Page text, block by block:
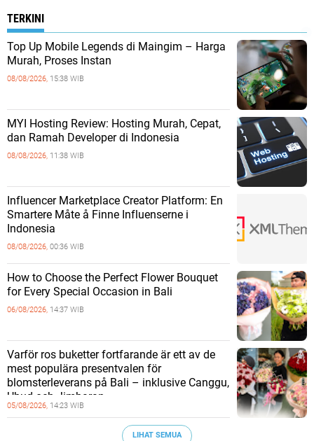
TERKINI
Top Up Mobile Legends di Maingim – Harga
Murah, Proses Instan
08/08/2026, 15:38 WIB
MYI Hosting Review: Hosting Murah, Cepat,
dan Ramah Developer di Indonesia
08/08/2026, 11:38 WIB
Influencer Marketplace Creator Platform: En
Smartere Måte å Finne Influenserne i
Indonesia
08/08/2026, 00:36 WIB
How to Choose the Perfect Flower Bouquet
for Every Special Occasion in Bali
06/08/2026, 14:37 WIB
Varför ros buketter fortfarande är ett av de
mest populära presentvalen för
blomsterleverans på Bali – inklusive Canggu,
Ubud och Jimbaran
05/08/2026, 14:23 WIB
LIHAT SEMUA